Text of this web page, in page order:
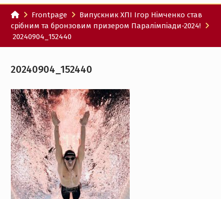
технологічного
партнерства
Frontpage
Випускник ХПІ Ігор Німченко став
срібним та бронзовим призером Паралімпіади-2024!
20240904_152440
20240904_152440